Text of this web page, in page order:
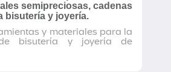
semipreciosas, cadenas
bisutería y joyería.
y materiales para la
bisutería y joyería de